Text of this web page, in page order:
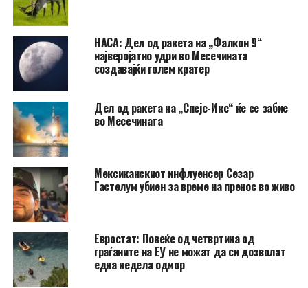
НАСА: Дел од ракета на „Фалкон 9“
најверојатно удри во Месечината
создавајќи голем кратер
Дел од ракета на „Спејс-Икс“ ќе се забие
во Месечината
Мексиканскиот инфлуенсер Сезар
Гастелум убиен за време на пренос во живо
Евростат: Повеќе од четвртина од
граѓаните на ЕУ не можат да си дозволат
една недела одмор